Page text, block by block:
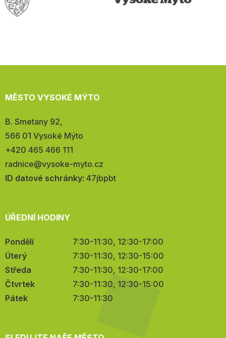
MĚSTO VYSOKÉ MÝTO
Adresa:
B. Smetany 92,
566 01 Vysoké Mýto
Telefon:
+420 465 466 111
E-
mail:
radnice@vysoke-myto.cz
ID datové schránky: 47jbpbt
ÚŘEDNÍ HODINY
Pondělí
7:30-11:30, 12:30-17:00
Úterý
7:30-11:30, 12:30-15:00
Středa
7:30-11:30, 12:30-17:00
Čtvrtek
7:30-11:30, 12:30-15:00
Pátek
7:30-11:30